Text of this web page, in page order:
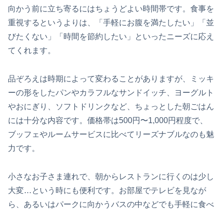
向かう前に立ち寄るにはちょうどよい時間帯です。食事を
重視するというよりは、「手軽にお腹を満たしたい」「並
びたくない」「時間を節約したい」といったニーズに応え
てくれます。
品ぞろえは時期によって変わることがありますが、ミッキ
ーの形をしたパンやカラフルなサンドイッチ、ヨーグルト
やおにぎり、ソフトドリンクなど、ちょっとした朝ごはん
には十分な内容です。価格帯は500円〜1,000円程度で、
ブッフェやルームサービスに比べてリーズナブルなのも魅
力です。
小さなお子さま連れで、朝からレストランに行くのは少し
大変…という時にも便利です。お部屋でテレビを見なが
ら、あるいはパークに向かうバスの中などでも手軽に食べ